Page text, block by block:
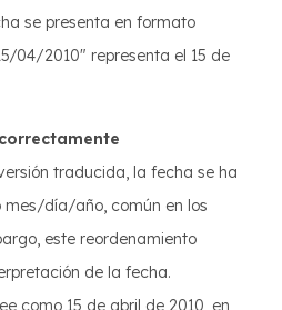
se presenta en formato
04/2010" representa el 15 de
traducida, la fecha se ha
día/año, común en los
este reordenamiento
de la fecha.
como 15 de abril de 2010, en